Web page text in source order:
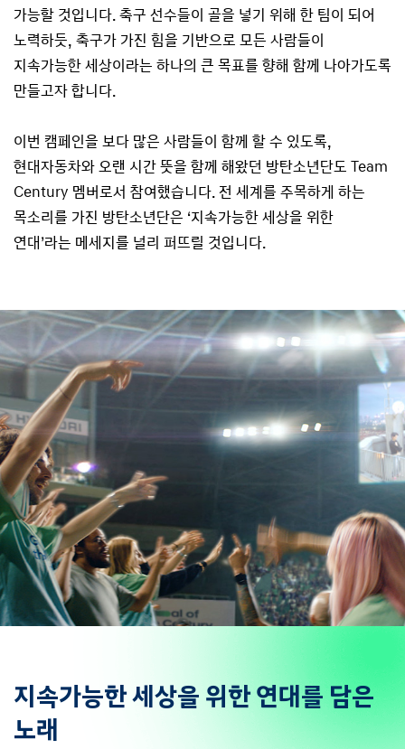
가능할 것입니다. 축구 선수들이 골을 넣기 위해 한 팀이 되어
노력하듯, 축구가 가진 힘을 기반으로 모든 사람들이
지속가능한 세상이라는 하나의 큰 목표를 향해 함께 나아가도록
만들고자 합니다.
이번 캠페인을 보다 많은 사람들이 함께 할 수 있도록,
현대자동차와 오랜 시간 뜻을 함께 해왔던 방탄소년단도 Team
Century 멤버로서 참여했습니다. 전 세계를 주목하게 하는
목소리를 가진 방탄소년단은 ‘지속가능한 세상을 위한
연대’라는 메세지를 널리 퍼뜨릴 것입니다.
지속가능한 세상을 위한 연대를 담은
노래